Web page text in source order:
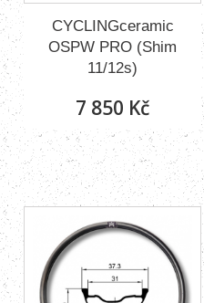
CYCLINGceramic
OSPW PRO (Shim
11/12s)
7 850 Kč